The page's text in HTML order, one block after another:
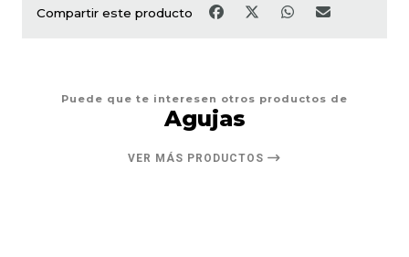
Compartir este producto
Puede que te interesen otros productos de
Agujas
VER MÁS PRODUCTOS